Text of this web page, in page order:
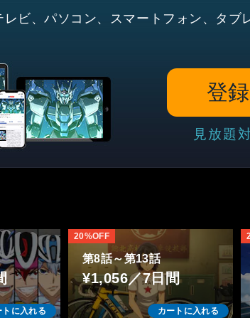
ビ、パソコン、スマートフォン、タブ
登
見放題
トに入れる
第8話～第13話
¥1,056／7日間
カートに入れる
20%OFF